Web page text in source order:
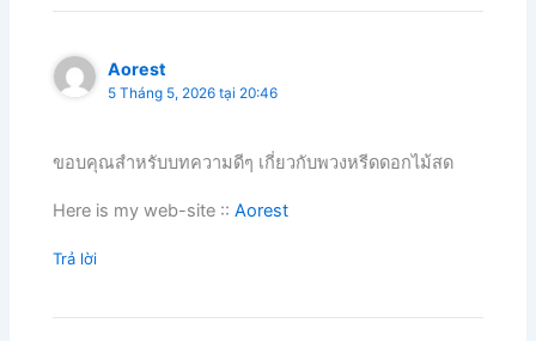
Aorest
5 Tháng 5, 2026 tại 20:46
ขอบคุณสำหรับบทความดีๆ เกี่ยวกับพวงหรีดดอกไม้สด
Here is my web-site ::Aorest
Trả lời